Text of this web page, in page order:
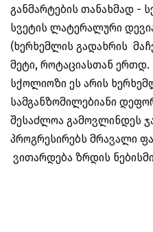
განმარტების თანახმად -
სვეტის ლატერალური
(ხერხემლის გადახრის
მეტი, როტაციასთან
სქოლიოზი ეს არის
სამგანზომილებიანი
შესაძლოა გამოვლინდეს
პროგრესირებს მრავალი
ვითარდება ზრდის